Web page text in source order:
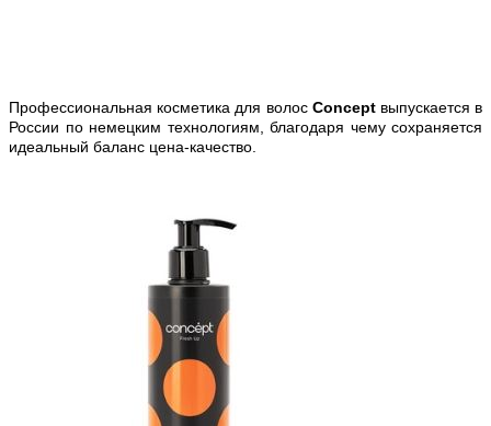
Профессиональная косметика для волос Conceptвыпускается в
России по немецким технологиям, благодаря чему сохраняется
идеальный баланс цена-качество.